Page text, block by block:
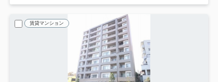
賃貸マンション